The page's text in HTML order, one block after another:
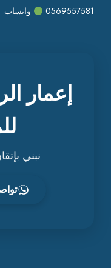
0569557581
واتساب
إعمار
نبني